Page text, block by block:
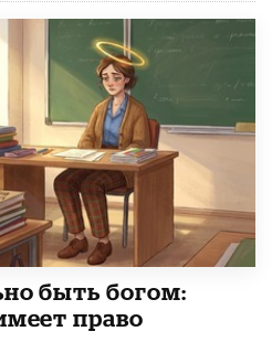
быть богом:
право